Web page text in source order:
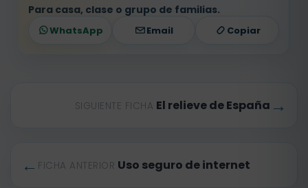
Para casa, clase o grupo de familias.
WhatsApp Email Copiar
← FICHA ANTERIOR Uso seguro de internet
SIGUIENTE FICHA El relieve de España →